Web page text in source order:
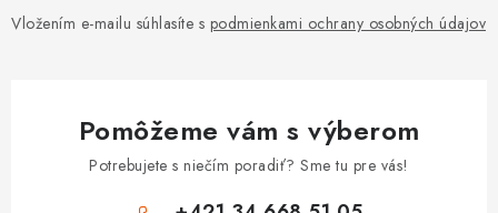
Vložením e-mailu súhlasíte s podmienkami ochrany osobných údajov
Pomôžeme vám s výberom
Potrebujete s niečím poradiť? Sme tu pre vás!